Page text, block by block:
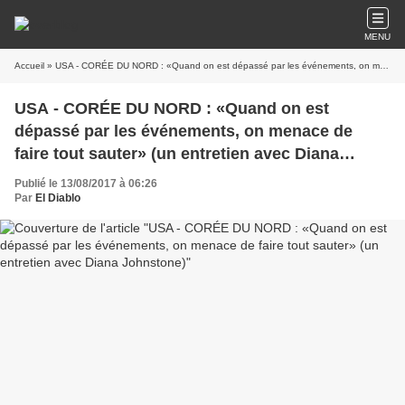
MENU
Accueil » USA - CORÉE DU NORD : «Quand on est dépassé par les événements, on menace de faire tout sauter» (un entretien avec Diana Johnstone)
USA - CORÉE DU NORD : «Quand on est
dépassé par les événements, on menace de
faire tout sauter» (un entretien avec Diana
Johnstone)
Publié le 13/08/2017 à 06:26
Par El Diablo